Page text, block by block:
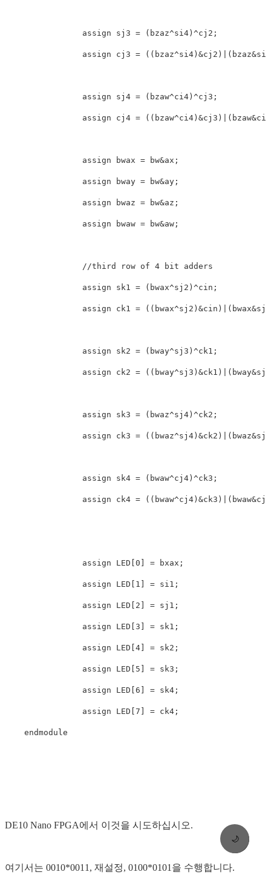
🌙
                assign sj3 = (bzaz^si4)^cj2;
assign cj3 =
                assign sj4 = (bzaw^ci4)^cj3;
assign cj4 =
                assign bwax = bw&ax;
                assign bway = bw&ay;
                assign bwaz = bw&az;
                assign bwaw = bw&aw;
                //third row of 4 bit adders
                assign sk1 = (bwax^sj2)^cin;
assign ck1 =
                assign sk2 = (bway^sj3)^ck1;
assign ck2 =
                assign sk3 = (bwaz^sj4)^ck2;
assign ck3 =
                assign sk4 = (bwaw^cj4)^ck3;
assign ck4 =
                assign LED[0] = bxax;
                assign LED[1] = si1;
                assign LED[2] = sj1;
                assign LED[3] = sk1;
                assign LED[4] = sk2;
                assign LED[5] = sk3;
                assign LED[6] = sk4;
                assign LED[7] = ck4;
    endmodule
DE10 Nano FPGA에서 이것을 시도하십시오.
여기서는 0010*0011, 재설정, 0100*0101을 수행합니다.